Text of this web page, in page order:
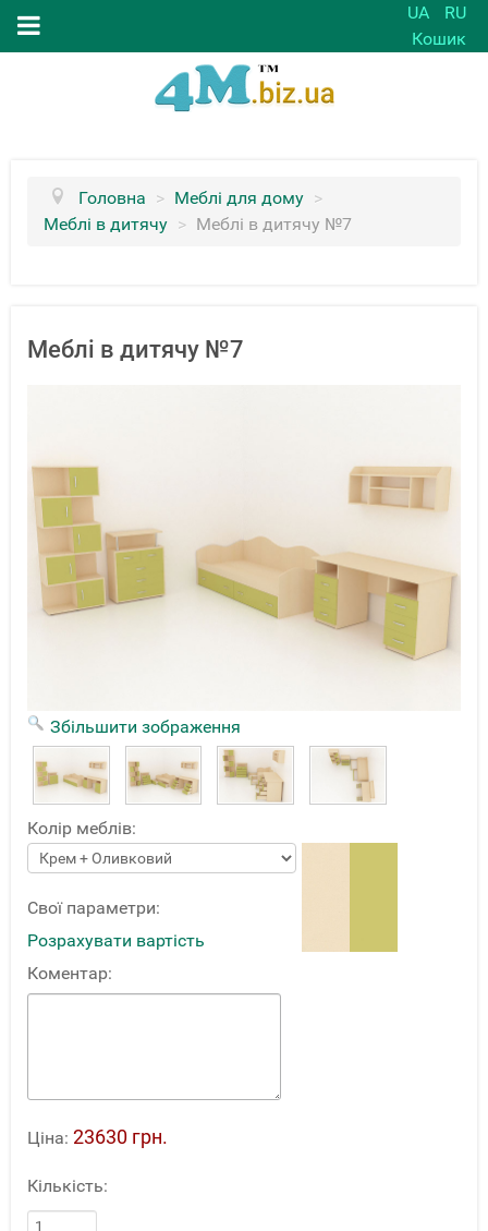
UA
RU
Кошик
Головна > Меблі для дому >
Меблі в дитячу > Меблі в дитячу №7
Меблі в дитячу №7
Збільшити зображення
Колір меблів:
Свої параметри:
Розрахувати вартість
Коментар:
Ціна: 23630 грн.
Кількість: